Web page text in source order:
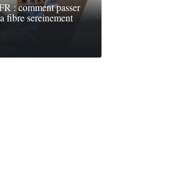
: comment passer
fibre sereinement